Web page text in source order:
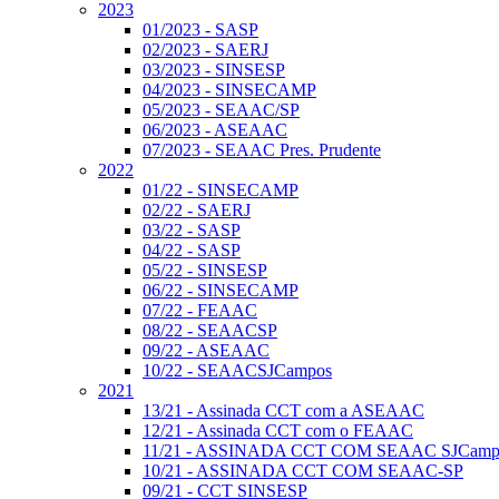
2023
01/2023 - SASP
02/2023 - SAERJ
03/2023 - SINSESP
04/2023 - SINSECAMP
05/2023 - SEAAC/SP
06/2023 - ASEAAC
07/2023 - SEAAC Pres. Prudente
2022
01/22 - SINSECAMP
02/22 - SAERJ
03/22 - SASP
04/22 - SASP
05/22 - SINSESP
06/22 - SINSECAMP
07/22 - FEAAC
08/22 - SEAACSP
09/22 - ASEAAC
10/22 - SEAACSJCampos
2021
13/21 - Assinada CCT com a ASEAAC
12/21 - Assinada CCT com o FEAAC
11/21 - ASSINADA CCT COM SEAAC
10/21 - ASSINADA CCT COM SEAAC-SP
09/21 - CCT SINSESP